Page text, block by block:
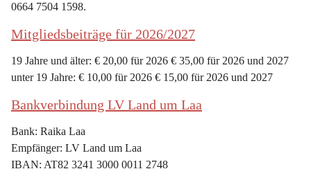
0664 7504 1598.
Mitgliedsbeiträge für 2026/2027
19 Jahre und älter: € 20,00 für 2026 € 35,00 für 2026 und 2027
unter 19 Jahre: € 10,00 für 2026 € 15,00 für 2026 und 2027
Bankverbindung LV Land um Laa
Bank: Raika Laa
Empfänger: LV Land um Laa
IBAN: AT82 3241 3000 0011 2748